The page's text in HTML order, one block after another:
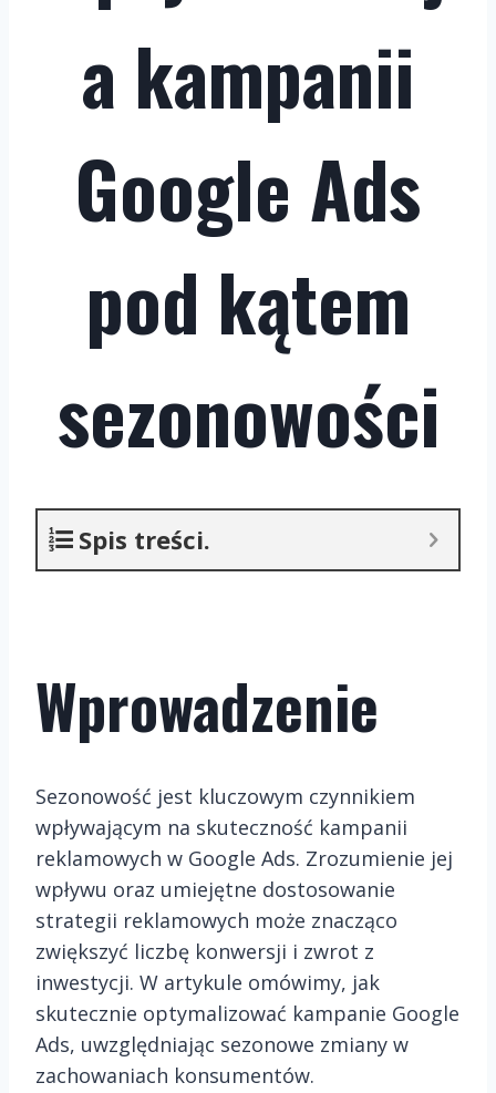
a kampanii
Google Ads
pod kątem
sezonowości
Spis treści.
Wprowadzenie
Sezonowość jest kluczowym czynnikiem
wpływającym na skuteczność kampanii
reklamowych w Google Ads. Zrozumienie jej
wpływu oraz umiejętne dostosowanie
strategii reklamowych może znacząco
zwiększyć liczbę konwersji i zwrot z
inwestycji. W artykule omówimy, jak
skutecznie optymalizować kampanie Google
Ads, uwzględniając sezonowe zmiany w
zachowaniach konsumentów.